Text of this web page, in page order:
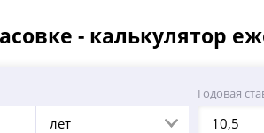
- калькулятор
лет
Годовая